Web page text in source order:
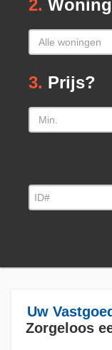
2.
Alle woningen
3. Prijs?
Min.
Uw
Zorgeloos